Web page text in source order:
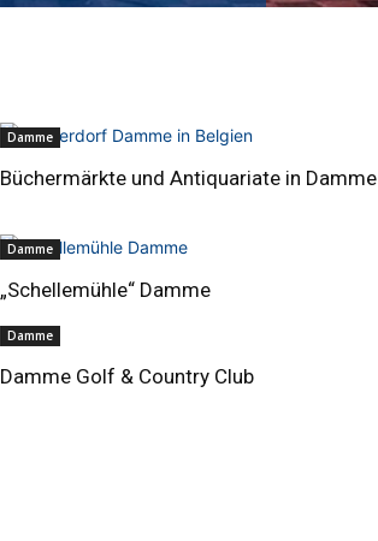
Damme
Büchermärkte und Antiquariate in Damme
Damme
„Schellemühle“ Damme
Damme
Damme Golf & Country Club